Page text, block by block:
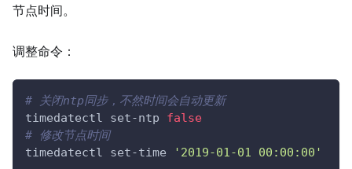
节点时间。
调整命令：
# 关闭ntp同步，不然时间会自动更新
timedatectl set-ntp false
# 修改节点时间
timedatectl set-time
'2019-01-01 00:00:00'